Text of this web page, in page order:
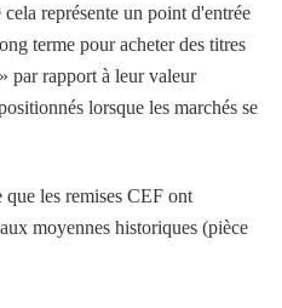
représente un point d'entrée
terme pour acheter des titres
par rapport à leur valeur
lorsque les marchés se
les remises CEF ont
moyennes historiques (pièce